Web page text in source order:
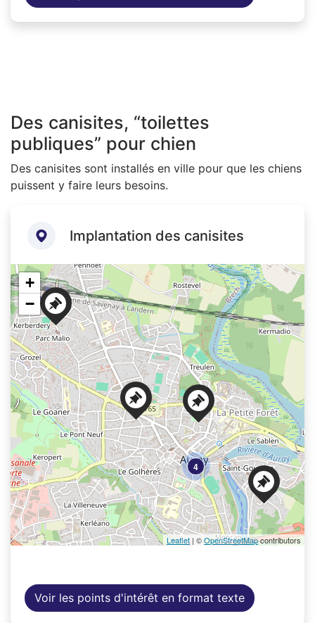
Des canisites, “toilettes
publiques” pour chien
Des canisites sont installés en ville pour que les chiens
puissent y faire leurs besoins.
Implantation des canisites
4
+
−
Leaflet| ©OpenStreetMapcontributors
Voir les points d'intérêt en format texte